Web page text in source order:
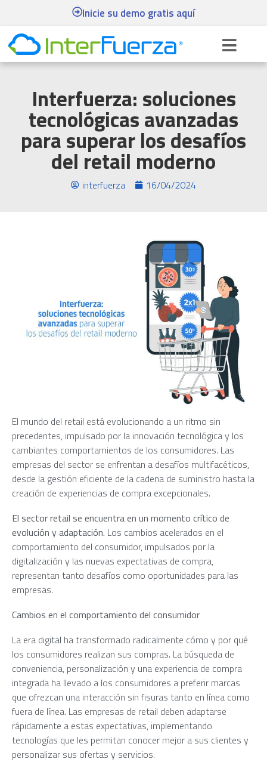
Inicie su demo gratis aquí
Interfuerza: soluciones
tecnológicas avanzadas
para superar los desafíos
del retail moderno
interfuerza 16/04/2024
El mundo del retail está evolucionando a un ritmo sin
precedentes, impulsado por la innovación tecnológica y los
cambiantes comportamientos de los consumidores. Las
empresas del sector se enfrentan a desafíos multifacéticos,
desde la gestión eficiente de la cadena de suministro hasta la
creación de experiencias de compra excepcionales.
El sector retail se encuentra en un momento crítico de
evolución y adaptación. Los cambios acelerados en el
comportamiento del consumidor, impulsados por la
digitalización y las nuevas expectativas de compra,
representan tanto desafíos como oportunidades para las
empresas.
Cambios en el comportamiento del consumidor
La era digital ha transformado radicalmente cómo y por qué
los consumidores realizan sus compras. La búsqueda de
conveniencia, personalización y una experiencia de compra
integrada ha llevado a los consumidores a preferir marcas
que ofrezcan una interacción sin fisuras tanto en línea como
fuera de línea. Las empresas de retail deben adaptarse
rápidamente a estas expectativas, implementando
tecnologías que les permitan conocer mejor a sus clientes y
personalizar sus ofertas y servicios.